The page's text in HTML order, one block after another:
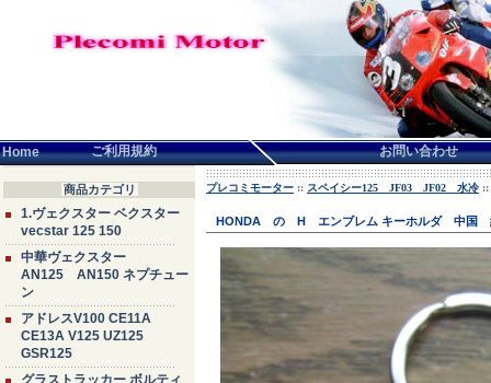
Home ご利用規約 お問い合わせ
商品カテゴリ
1.ヴェクスター ベクスター
vecstar 125 150
中華ヴェクスター
AN125 AN150 ネプチュー
ン
アドレスV100 CE11A
CE13A V125 UZ125
GSR125
グラストラッカー ボルティ
プレコミモーター :: スペイシー125 JF03 JF02 水冷
HONDA の H エンブレム キーホルダ 中